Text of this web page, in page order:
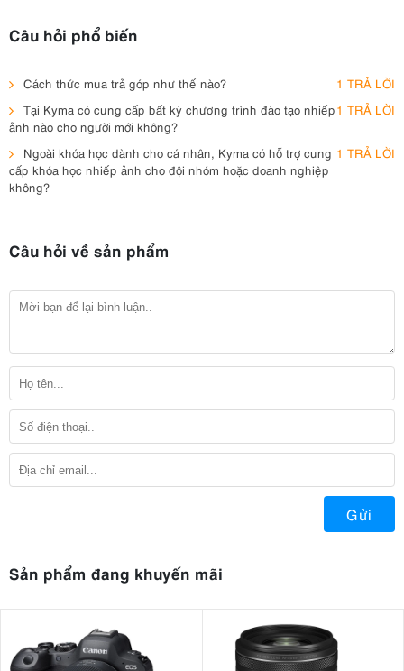
Câu hỏi phổ biến
Cách thức mua trả góp như thế nào?
1 TRẢ LỜI
Tại Kyma có cung cấp bất kỳ chương trình đào tạo nhiếp
ảnh nào cho người mới không?
1 TRẢ LỜI
Ngoài khóa học dành cho cá nhân, Kyma có hỗ trợ cung
cấp khóa học nhiếp ảnh cho đội nhóm hoặc doanh nghiệp
không?
1 TRẢ LỜI
Câu hỏi về sản phẩm
Gửi
Sản phẩm đang khuyến mãi